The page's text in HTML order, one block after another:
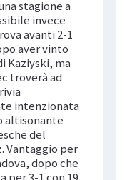
stagione a
invece
avanti 2-1
aver vinto
Kaziyski, ma
troverà ad
intenzionata
altisonante
del
Vantaggio per
dopo che